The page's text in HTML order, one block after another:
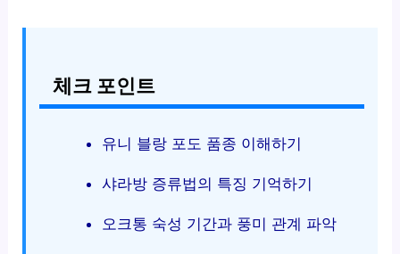
체크 포인트
유니 블랑 포도 품종 이해하기
샤라방 증류법의 특징 기억하기
오크통 숙성 기간과 풍미 관계 파악